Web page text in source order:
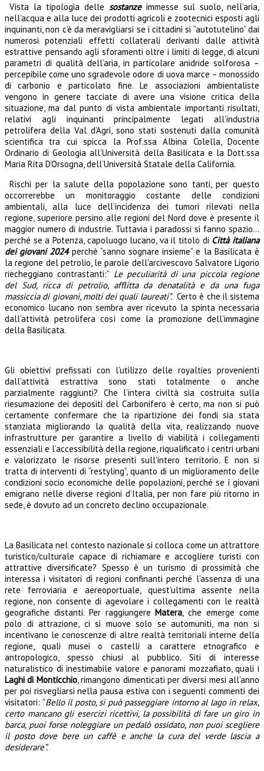
Vista la tipologia delle sostanzeimmesse sul suolo, nell’aria,
nell’acqua e alla luce dei prodotti agricoli e zootecnici esposti agli
inquinanti, non c’è da meravigliarsi se i cittadini si “autotutelino” dai
numerosi potenziali effetti collaterali derivanti dalle attività
estrattive pensando agli sforamenti oltre i limiti di legge, di alcuni
parametri di qualità dell’aria, in particolare anidride solforosa –
percepibile come uno sgradevole odore di uova marce – monossido
di carbonio e particolato fine.Le associazioni ambientaliste
vengono in genere tacciate di avere una visione critica della
situazione, ma dal punto di vista ambientale importanti risultati,
relativi agli inquinanti principalmente legati all’industria
petrolifera della Val d’Agri, sono stati sostenuti dalla comunità
scientifica tra cui spicca la Prof.ssa Albina Colella, Docente
Ordinario di Geologia all’Università della Basilicata e la Dott.ssa
Maria Rita D’Orsogna, dell’Università Statale della California.
Rischi per la salute della popolazione sono tanti, per questo
occorrerebbe un monitoraggio costante delle condizioni
ambientali, alla luce dell’incidenza dei tumori rilevati nella
regione, superiore persino alle regioni del Nord dove è presente il
maggior numero di industrie. Tuttavia i paradossi si fanno spazio…
perché se a Potenza, capoluogo lucano, va il titolo di Città italiana
dei giovani 2024perchè “sanno sognare insieme” e la Basilicata è
la regione del petrolio, le parole dell’arcivescovo Salvatore Ligorio
riecheggiano contrastanti:” Le peculiarità di una piccola regione
del Sud, ricca di petrolio, afflitta da denatalità e da una fuga
massiccia di giovani, molti dei quali laureati”.Certo è che il sistema
economico lucano non sembra aver ricevuto la spinta necessaria
dall’attività petrolifera così come la promozione dell’immagine
della Basilicata.
Gli obiettivi prefissati con l’utilizzo delle royalties provenienti
dall’attività estrattiva sono stati totalmente o anche
parzialmente raggiunti? Che l’intera civiltà sia costruita sulla
riesumazione dei depositi del Carbonifero è certo, ma non si può
certamente confermare che la ripartizione dei fondi sia stata
stanziata migliorando la qualità della vita, realizzando nuove
infrastrutture per garantire a livello di viabilità i collegamenti
essenziali e l’accessibilità della regione, riqualificato i centri urbani
e valorizzato le risorse presenti sull’intero territorio. E non si
tratta di interventi di “restyling”, quanto di un miglioramento delle
condizioni socio economiche delle popolazioni, perché se i giovani
emigrano nelle diverse regioni d’Italia, per non fare più ritorno in
sede, è dovuto ad un concreto declino occupazionale.
La Basilicata nel contesto nazionale si colloca come un attrattore
turistico/culturale capace di richiamare e accogliere turisti con
attrattive diversificate? Spesso è un turismo di prossimità che
interessa i visitatori di regioni confinanti perché l’assenza di una
rete ferroviaria e aereoportuale, quest’ultima assente nella
regione, non consente di agevolare i collegamenti con le realtà
geografiche distanti. Per raggiungereMatera, che emerge come
polo di attrazione, ci si muove solo se automuniti, ma non si
incentivano le conoscenze di altre realtà territoriali interne della
regione, quali musei o castelli a carattere etnografico e
antropologico, spesso chiusi al pubblico. Siti di interesse
naturalistico di inestimabile valore e panorami mozzafiato, quali i
Laghi di Monticchio, rimangono dimenticati per diversi mesi all’anno
per poi risvegliarsi nella pausa estiva con i seguenti commenti dei
visitatori: ”Bello il posto, si può passeggiare intorno al lago in relax,
certo mancano gli esercizi ricettivi, la possibilità di fare un giro in
barca, puoi forse noleggiare un pedalò ossidato, non puoi scegliere
il posto dove bere un caffè e anche la cura del verde lascia a
desiderare”.